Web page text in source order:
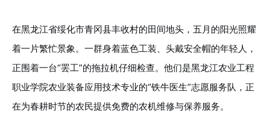
在黑龙江省绥化市青冈县丰收村的田间地头，五月的阳光照耀
着一片繁忙景象。一群身着蓝色工装、头戴安全帽的年轻人，
正围着一台“罢工”的拖拉机仔细检查。他们是黑龙江农业工程
职业学院农业装备应用技术专业的“铁牛医生”志愿服务队，正
在为春耕时节的农民提供免费的农机维修与保养服务。